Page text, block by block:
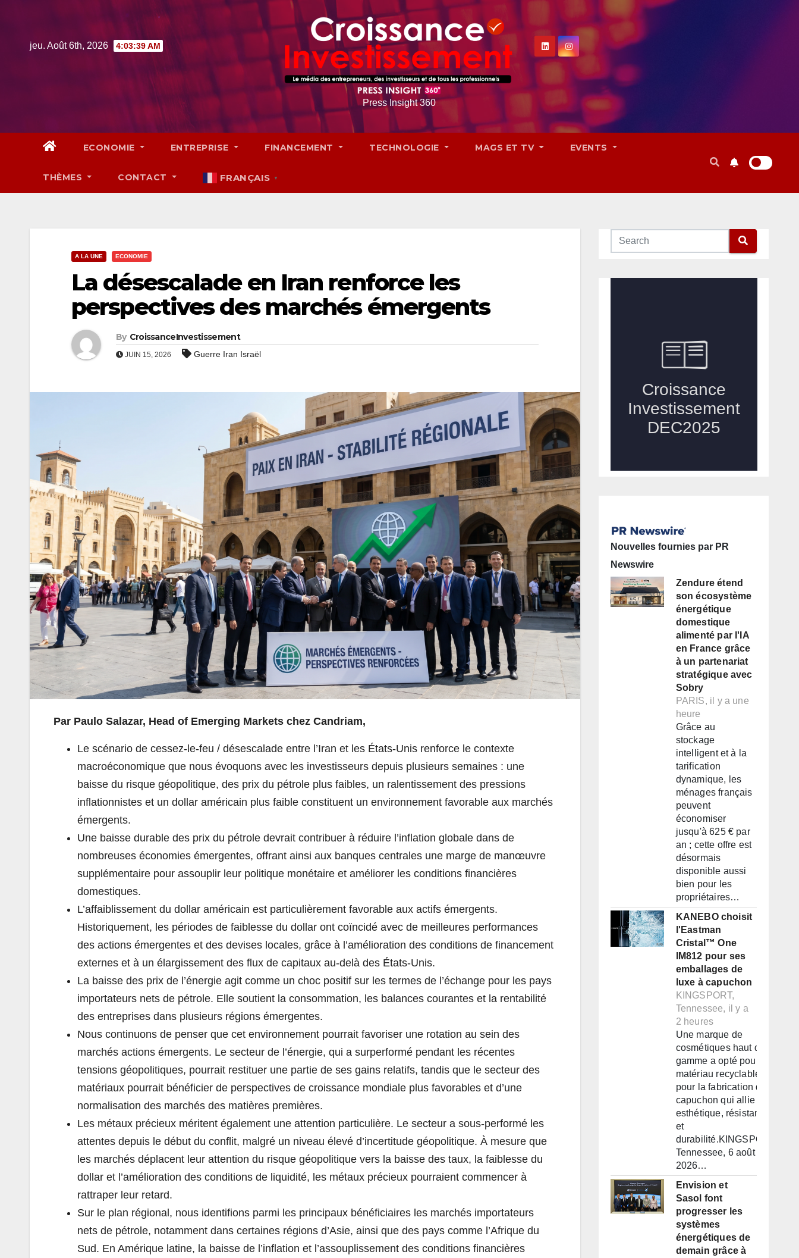
jeu. Août 6th, 2026 4:03:41 AM
Press Insight 360
ECONOMIE ENTREPRISE FINANCEMENT TECHNOLOGIE MAGS ET TV EVENTS
THÈMES CONTACT FRANÇAIS ▼
A LA UNE ECONOMIE
La désescalade en Iran renforce les
perspectives des marchés émergents
By CroissanceInvestissement
JUIN 15, 2026 Guerre Iran Israël
Par Paulo Salazar, Head of Emerging Markets chez Candriam,
Le scénario de cessez-le-feu / désescalade entre l’Iran et les États-Unis renforce le contexte
macroéconomique que nous évoquons avec les investisseurs depuis plusieurs semaines : une
baisse du risque géopolitique, des prix du pétrole plus faibles, un ralentissement des pressions
inflationnistes et un dollar américain plus faible constituent un environnement favorable aux marchés
émergents.
Une baisse durable des prix du pétrole devrait contribuer à réduire l’inflation globale dans de
nombreuses économies émergentes, offrant ainsi aux banques centrales une marge de manœuvre
supplémentaire pour assouplir leur politique monétaire et améliorer les conditions financières
domestiques.
L’affaiblissement du dollar américain est particulièrement favorable aux actifs émergents.
Historiquement, les périodes de faiblesse du dollar ont coïncidé avec de meilleures performances
des actions émergentes et des devises locales, grâce à l’amélioration des conditions de financement
externes et à un élargissement des flux de capitaux au-delà des États-Unis.
La baisse des prix de l’énergie agit comme un choc positif sur les termes de l’échange pour les pays
importateurs nets de pétrole. Elle soutient la consommation, les balances courantes et la rentabilité
des entreprises dans plusieurs régions émergentes.
Nous continuons de penser que cet environnement pourrait favoriser une rotation au sein des
marchés actions émergents. Le secteur de l’énergie, qui a surperformé pendant les récentes
tensions géopolitiques, pourrait restituer une partie de ses gains relatifs, tandis que le secteur des
matériaux pourrait bénéficier de perspectives de croissance mondiale plus favorables et d’une
normalisation des marchés des matières premières.
Les métaux précieux méritent également une attention particulière. Le secteur a sous-performé les
attentes depuis le début du conflit, malgré un niveau élevé d’incertitude géopolitique. À mesure que
les marchés déplacent leur attention du risque géopolitique vers la baisse des taux, la faiblesse du
dollar et l’amélioration des conditions de liquidité, les métaux précieux pourraient commencer à
rattraper leur retard.
Sur le plan régional, nous identifions parmi les principaux bénéficiaires les marchés importateurs
nets de pétrole, notamment dans certaines régions d’Asie, ainsi que des pays comme l’Afrique du
Sud. En Amérique latine, la baisse de l’inflation et l’assouplissement des conditions financières
Nouvelles fournies par PR
Newswire
Zendure étend
son écosystème
énergétique
domestique
alimenté par l'IA
en France grâce
à un partenariat
stratégique avec
Sobry
PARIS, il y a une
heure
Grâce au
stockage
intelligent et à la
tarification
dynamique, les
ménages français
peuvent
économiser
jusqu'à 625 € par
an ; cette offre est
désormais
disponible aussi
bien pour les
propriétaires…
KANEBO choisit
l'Eastman
Cristal™ One
IM812 pour ses
emballages de
luxe à capuchon
KINGSPORT,
Tennessee, il y a
2 heures
Une marque de
cosmétiques haut de
gamme a opté pour un
matériau recyclable
pour la fabrication d'un
capuchon qui allie
esthétique, résistance
et
durabilité.KINGSPORT,
Tennessee, 6 août
2026…
Envision et
Sasol font
progresser les
systèmes
énergétiques de
demain grâce à